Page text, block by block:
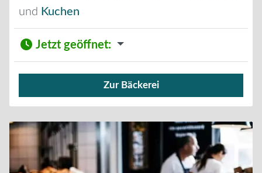
und Kuchen
Jetzt geöffnet:
Verkauf von Brötchen,
Zur Bäckerei